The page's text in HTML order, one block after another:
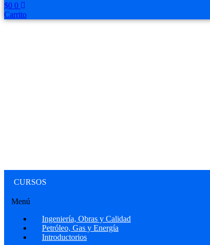
$0 0
Carrito
CURSOS
Menú
Ingeniería, Obras y Calidad
Petróleo, Gas y Energía
Introductorios